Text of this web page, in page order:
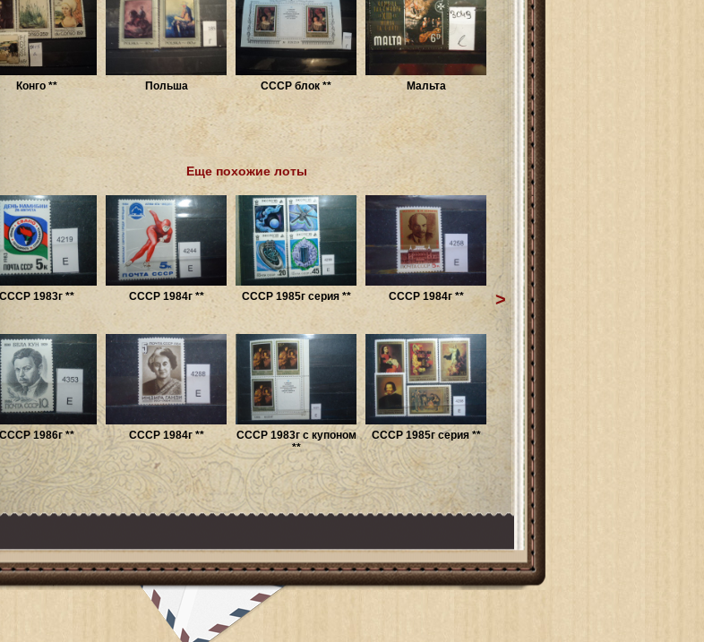
Конго ** Польша СССР блок ** Мальта
Еще похожие лоты
СССР 1983г ** СССР 1984г ** СССР 1985г серия ** СССР 1984г **
СССР 1986г ** СССР 1984г **
СССР 1983г с купоном
**
СССР 1985г серия **
>